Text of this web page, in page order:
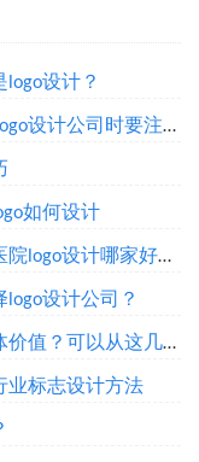
设计？
计公司时要注意什么
如何设计
设计哪家好呢？
设计公司？
以从这几个方面设计
业标志设计方法